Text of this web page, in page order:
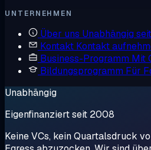
UNTERNEHMEN
Über uns Unabhängig
Kontakt Kontakt
Business-Programm Mit
Bildungsprogramm Für
Unabhängig
Eigenfinanziert seit 2008
Keine VCs, kein Quartalsdruck